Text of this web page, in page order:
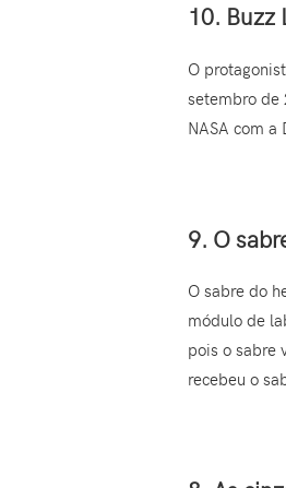
10. Buzz
O
setembro de
NASA com
9. O
O sabre do
módulo de
pois o sabre
recebeu o